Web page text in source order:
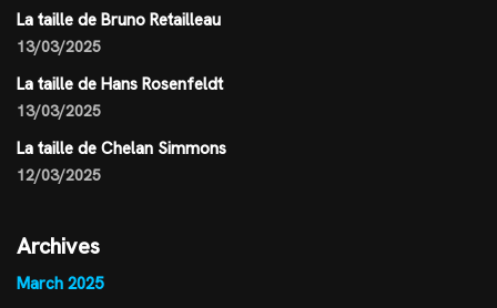
La taille de Bruno Retailleau
13/03/2025
La taille de Hans Rosenfeldt
13/03/2025
La taille de Chelan Simmons
12/03/2025
Archives
March 2025